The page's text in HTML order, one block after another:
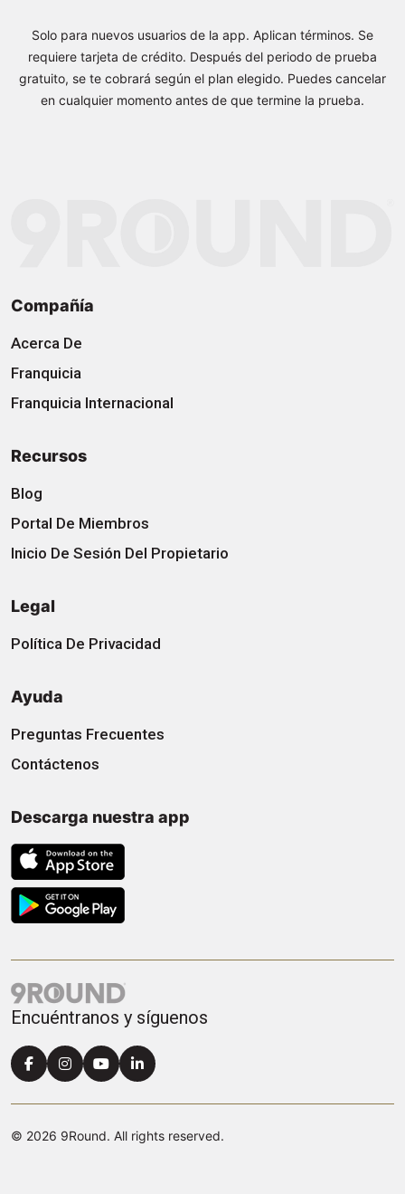
Solo para nuevos usuarios de la app. Aplican términos. Se
requiere tarjeta de crédito. Después del periodo de prueba
gratuito, se te cobrará según el plan elegido. Puedes cancelar
en cualquier momento antes de que termine la prueba.
Compañía
Acerca De
Franquicia
Franquicia Internacional
Recursos
Blog
Portal De Miembros
Inicio De Sesión Del Propietario
Legal
Política De Privacidad
Ayuda
Preguntas Frecuentes
Contáctenos
Descarga nuestra app
Encuéntranos y síguenos
© 2026 9Round. All rights reserved.